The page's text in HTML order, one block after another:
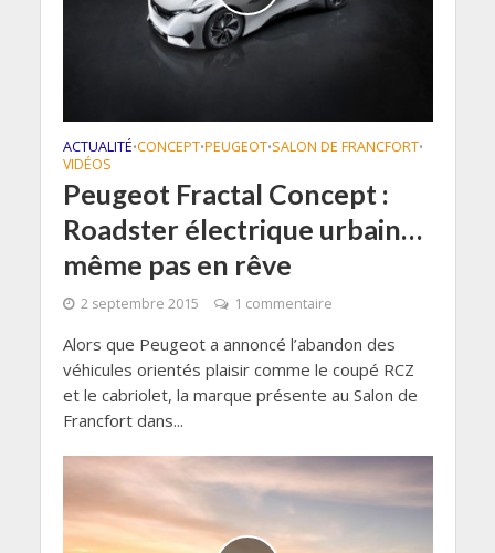
ACTUALITÉ•CONCEPT•PEUGEOT•SALON DE FRANCFORT•
VIDÉOS
Peugeot Fractal Concept :
Roadster électrique urbain…
même pas en rêve
2 septembre 2015 1 commentaire
Alors que Peugeot a annoncé l’abandon des
véhicules orientés plaisir comme le coupé RCZ
et le cabriolet, la marque présente au Salon de
Francfort dans...